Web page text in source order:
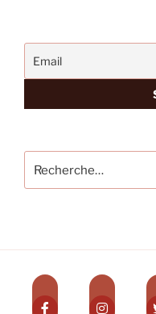
pour